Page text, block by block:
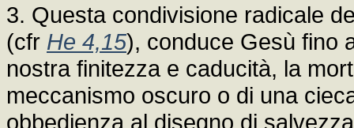
3. Questa condivisione radicale
(cfr He 4,15), conduce Gesù fino
nostra finitezza e caducità, la
meccanismo oscuro o di una
obbedienza al disegno di